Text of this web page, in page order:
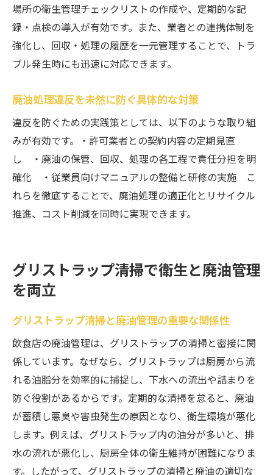
場所の衛生管理チェックリストの作成や、定期的な記
録・点検の導入が有効です。また、業者との連携体制を
強化し、回収・処理の履歴を一元管理することで、トラ
ブル発生時にも迅速に対応できます。
廃油処理違反を未然に防ぐ具体的な対策
違反を防ぐための実践策としては、以下のような取り組
みが有効です。・許可業者との契約内容の定期見直
し ・廃油の保管、回収、処理の各工程で責任分担を明
確化 ・従業員向けマニュアルの整備と研修の実施 こ
れらを徹底することで、廃油処理の適正化とリサイクル
推進、コスト削減を同時に実現できます。
グリストラップ清掃で衛生と廃油管理
を両立
グリストラップ清掃と廃油管理の重要な関係性
飲食店の廃油管理は、グリストラップの清掃と密接に関
係しています。なぜなら、グリストラップは厨房から流
れる油脂分を効率的に捕捉し、下水への流出や詰まりを
防ぐ役割があるからです。定期的な清掃を怠ると、廃油
が蓄積し悪臭や害虫発生の原因となり、衛生環境が悪化
します。例えば、グリストラップ内の油分が多いと、排
水の流れが悪化し、厨房全体の衛生維持が困難になりま
す。したがって、グリストラップの清掃と廃油の適切な